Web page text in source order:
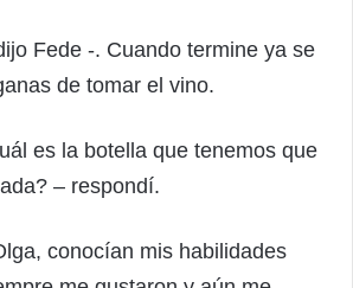
Fede -. Cuando termine ya se
de tomar el vino.
es la botella que tenemos que
– respondí.
conocían mis habilidades